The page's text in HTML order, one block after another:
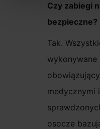
Czy zabiegi
bezpieczne?
Tak.
wykonywane
medycznymi
osocze